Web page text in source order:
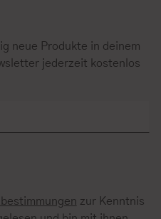
neue Produkte in deinem
jederzeit kostenlos
zur Kenntnis